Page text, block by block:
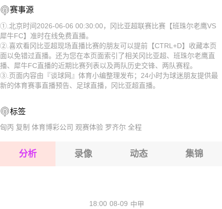
2026-08-17 【冈比亚超】 班珠尔老鹰VS犀牛FC
2026-08-17 【冈比亚超】 班珠尔老鹰VS犀牛FC
2026-08-17 【冈比亚超】 班珠尔老鹰VS犀牛FC
2026-08-17 【冈比亚超】 班珠尔老鹰VS犀牛FC
2026-08-17 【冈比亚超】 班珠尔老鹰VS犀牛FC
2026-08-17 【冈比亚超】 班珠尔老鹰VS犀牛FC
2026-08-17 【冈比亚超】 班珠尔老鹰VS犀牛FC
赛事源
①.北京时间2026-06-06 00:30:00，冈比亚超联赛比赛【班珠尔老鹰VS
犀牛FC】准时在线免费直播。
②.喜欢看冈比亚超现场直播比赛的朋友可以提前【CTRL+D】收藏本页
面以免错过直播。还为您在本页面索引了相关冈比亚超、班珠尔老鹰直
播、犀牛FC直播的近期比赛列表以及两队历史交锋、两队赛程。
③.页面内容由『谈球网』体育小编整理发布；24小时为球迷朋友提供最
新的体育赛事直播预告、足球直播，冈比亚超直播。
标签
匈丙 复制 体育博彩公司 观赛体验 罗齐尔 全程
分析 录像 动态 集锦
08-09
18:00 中甲